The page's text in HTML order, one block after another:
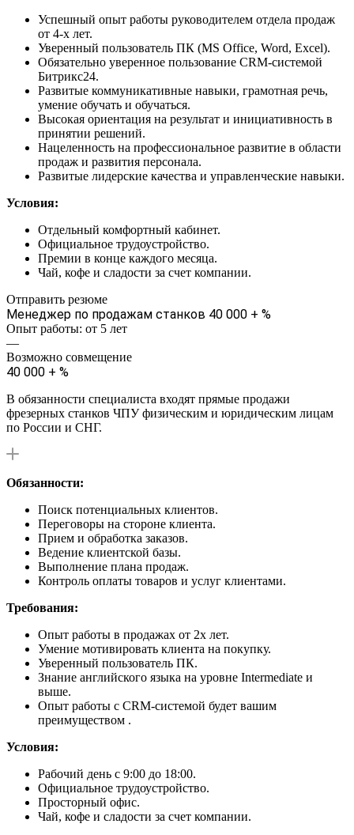
Успешный опыт работы руководителем отдела продаж
от 4-х лет.
Уверенный пользователь ПК (MS Office, Word, Excel).
Обязательно уверенное пользование CRM-системой
Битрикс24.
Развитые коммуникативные навыки, грамотная речь,
умение обучать и обучаться.
Высокая ориентация на результат и инициативность в
принятии решений.
Нацеленность на профессиональное развитие в области
продаж и развития персонала.
Развитые лидерские качества и управленческие навыки.
Условия:
Отдельный комфортный кабинет.
Официальное трудоустройство.
Премии в конце каждого месяца.
Чай, кофе и сладости за счет компании.
Отправить резюме
Менеджер по продажам станков 40 000 + %
Опыт работы: от 5 лет
—
Возможно совмещение
40 000 + %
В обязанности специалиста входят прямые продажи
фрезерных станков ЧПУ физическим и юридическим лицам
по России и СНГ.
Обязанности:
Поиск потенциальных клиентов.
Переговоры на стороне клиента.
Прием и обработка заказов.
Ведение клиентской базы.
Выполнение плана продаж.
Контроль оплаты товаров и услуг клиентами.
Требования:
Опыт работы в продажах от 2х лет.
Умение мотивировать клиента на покупку.
Уверенный пользователь ПК.
Знание английского языка на уровне Intermediate и
выше.
Опыт работы с CRM-системой будет вашим
преимуществом .
Условия:
Рабочий день с 9:00 до 18:00.
Официальное трудоустройство.
Просторный офис.
Чай, кофе и сладости за счет компании.